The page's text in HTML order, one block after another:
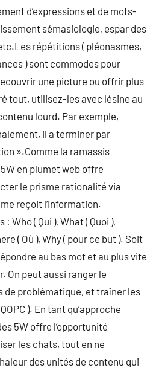
d’expressions et de mots-
sémasiologie, espar des
répétitions ( pléonasmes,
) sont commodes pour
une picture ou offrir plus
tout, utilisez-les avec lésine au
lourd. Par exemple,
il a terminer par
».Comme la ramassis
en plumet web offre
le prisme rationalité via
reçoit l’information.
Who ( Qui ), What ( Quoi ),
( Où ), Why ( pour ce but ). Soit
au bas mot et au plus vite
On peut aussi ranger le
de problématique, et traîner les
). En tant qu’approche
5W offre l’opportunité
les chats, tout en ne
des unités de contenu qui